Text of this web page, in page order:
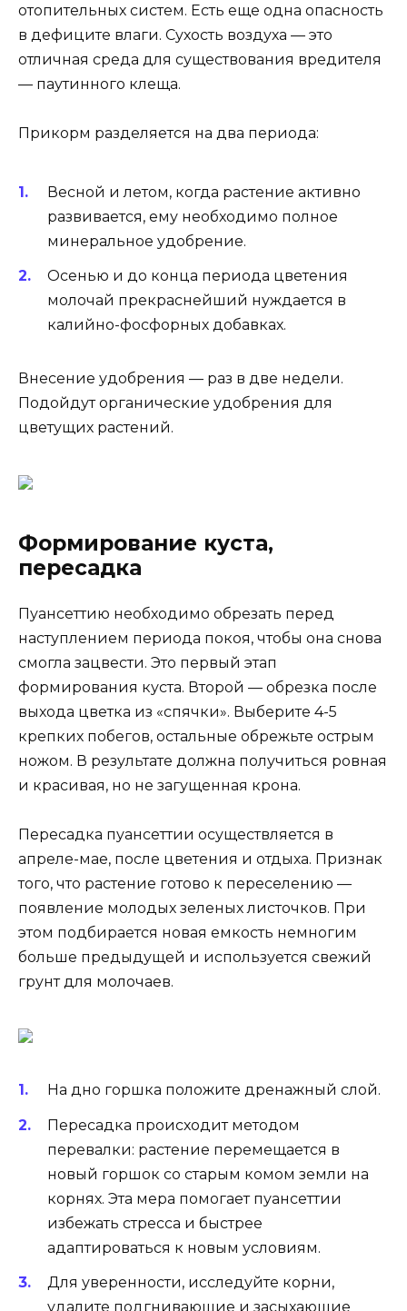
отопительных систем. Есть еще одна опасность
в дефиците влаги. Сухость воздуха — это
отличная среда для существования вредителя
— паутинного клеща.
Прикорм разделяется на два периода:
Весной и летом, когда растение активно
развивается, ему необходимо полное
минеральное удобрение.
Осенью и до конца периода цветения
молочай прекраснейший нуждается в
калийно-фосфорных добавках.
Внесение удобрения — раз в две недели.
Подойдут органические удобрения для
цветущих растений.
Формирование куста,
пересадка
Пуансеттию необходимо обрезать перед
наступлением периода покоя, чтобы она снова
смогла зацвести. Это первый этап
формирования куста. Второй — обрезка после
выхода цветка из «спячки». Выберите 4-5
крепких побегов, остальные обрежьте острым
ножом. В результате должна получиться ровная
и красивая, но не загущенная крона.
Пересадка пуансеттии осуществляется в
апреле-мае, после цветения и отдыха. Признак
того, что растение готово к переселению —
появление молодых зеленых листочков. При
этом подбирается новая емкость немногим
больше предыдущей и используется свежий
грунт для молочаев.
На дно горшка положите дренажный слой.
Пересадка происходит методом
перевалки: растение перемещается в
новый горшок со старым комом земли на
корнях. Эта мера помогает пуансеттии
избежать стресса и быстрее
адаптироваться к новым условиям.
Для уверенности, исследуйте корни,
удалите подгнивающие и засыхающие